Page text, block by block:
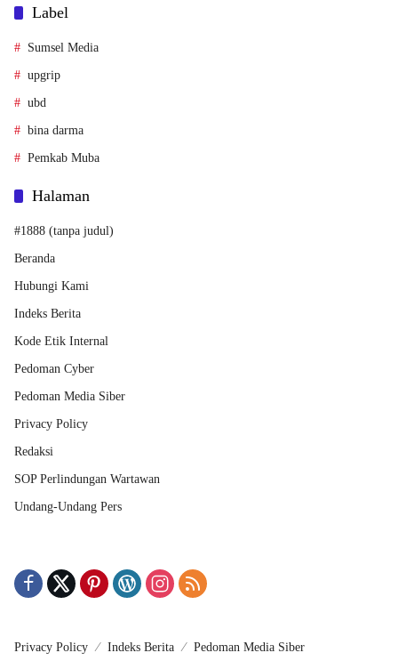
Label
Sumsel Media
upgrip
ubd
bina darma
Pemkab Muba
Halaman
#1888 (tanpa judul)
Beranda
Hubungi Kami
Indeks Berita
Kode Etik Internal
Pedoman Cyber
Pedoman Media Siber
Privacy Policy
Redaksi
SOP Perlindungan Wartawan
Undang-Undang Pers
Privacy Policy Indeks Berita Pedoman Media Siber